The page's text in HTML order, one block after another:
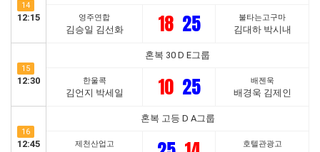
14
12:15 영주연합
김승일 김선화 18 25 불타는고구마
김대하 박시내
15
12:30
혼복 30 D E그룹
한울콕
김언지 박세일 10 25 배젠욱
배경욱 김제인
16
12:45
혼복 고등 D A그룹
제천산업고 호텔관광고